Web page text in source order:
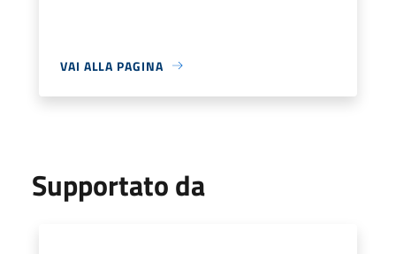
VAI ALLA PAGINA
Supportato da